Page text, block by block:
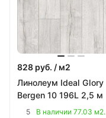
828 руб. / м2
Линолеум Ideal Glory
Bergen 10 196L 2,5 м
5
В наличии 77.03 м2.